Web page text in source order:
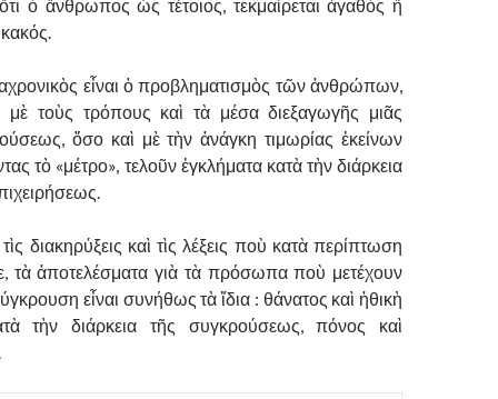
ὁ ἄνθρωπος ὡς τέτοιος, τεκμαίρεται ἀγαθὸς ἤ
εἶναι ὁ προβληματισμὸς τῶν ἀνθρώπων,
τοὺς τρόπους καὶ τὰ μέσα διεξαγωγῆς μιᾶς
ὅσο καὶ μὲ τὴν ἀνάγκη τιμωρίας ἐκείνων
τὸ «μέτρο», τελοῦν ἐγκλήματα κατὰ τὴν διάρκεια
διακηρύξεις καὶ τὶς λέξεις ποὺ κατὰ περίπτωση
τὰ ἀποτελέσματα γιὰ τὰ πρόσωπα ποὺ μετέχουν
εἶναι συνήθως τὰ ἴδια : θάνατος καὶ ἠθικὴ
τὴν διάρκεια τῆς συγκρούσεως, πόνος καὶ